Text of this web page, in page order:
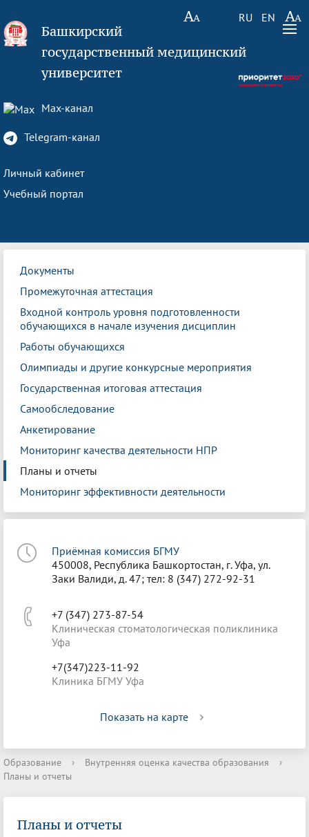
RU EN
Башкирский
государственный медицинский
университет
Max-канал
Telegram-канал
Личный кабинет
Учебный портал
Документы
Промежуточная аттестация
Входной контроль уровня подготовленности
обучающихся в начале изучения дисциплин
Работы обучающихся
Олимпиады и другие конкурсные мероприятия
Государственная итоговая аттестация
Самообследование
Анкетирование
Мониторинг качества деятельности НПР
Планы и отчеты
Мониторинг эффективности деятельности
Приёмная комиссия БГМУ
450008, Республика Башкортостан, г. Уфа, ул.
Заки Валиди, д. 47; тел: 8 (347) 272-92-31
+7 (347) 273-87-54
Клиническая стоматологическая поликлиника
Уфа
+7(347)223-11-92
Клиника БГМУ Уфа
Показать на карте
Образование › Внутренняя оценка качества образования
›
Планы и отчеты
Планы и отчеты